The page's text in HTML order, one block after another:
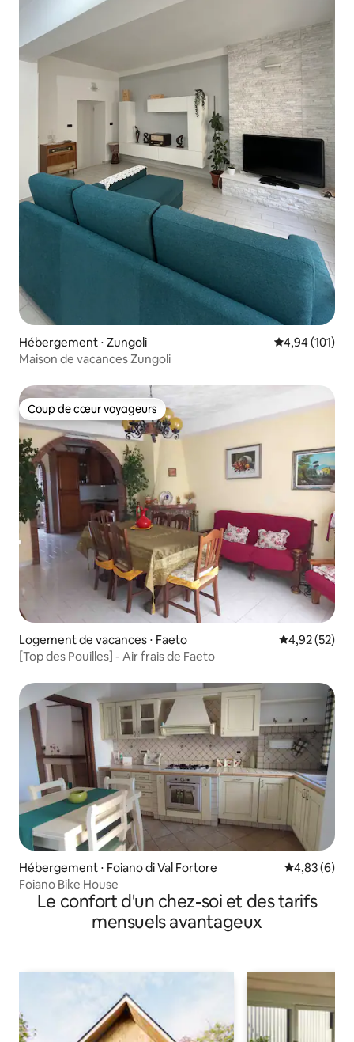
Hébergement ⋅ Zungoli Évaluation
4,94 (101)
Maison de vacances Zungoli
Coup de cœur voyageurs
Coup de cœur voyageurs
Logement de vacances ⋅ Faeto Évaluation
4,92 (52)
[Top des Pouilles] - Air frais de Faeto
Hébergement ⋅ Foiano di Val Fortore Évaluation
4,83 (6)
Foiano Bike House
Le confort d'un chez-soi et des tarifs
mensuels avantageux